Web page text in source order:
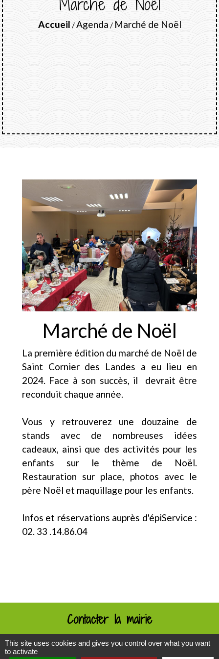
Accueil / Agenda / Marché de Noël
Marché de Noël
La première édition du marché de Noël de
Saint Cornier des Landes a eu lieu en
2024. Face à son succès, il devrait être
reconduit chaque année.
Vous y retrouverez une douzaine de
stands avec de nombreuses idées
cadeaux, ainsi que des activités pour les
enfants sur le thème de Noël.
Restauration sur place, photos avec le
père Noël et maquillage pour les enfants.
Infos et réservations auprès d'épiService :
02. 33 .14.86.04
Contacter la mairie
Commune déléguée de Saint-Cornier-des-
Landes (Tinchebray-Bocage)
This site uses cookies and gives you control over what you want
to activate